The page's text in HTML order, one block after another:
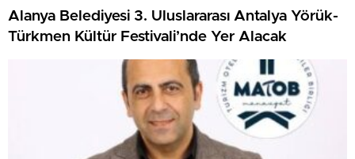
Alanya Belediyesi 3. Uluslararası Antalya Yörük-
Türkmen Kültür Festivali’nde Yer Alacak